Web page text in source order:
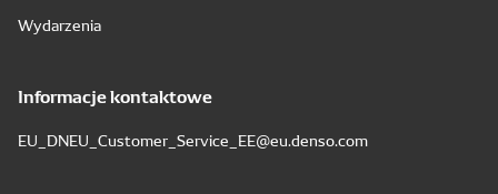
Wydarzenia
Informacje kontaktowe
EU_DNEU_Customer_Service_EE@eu.denso.com